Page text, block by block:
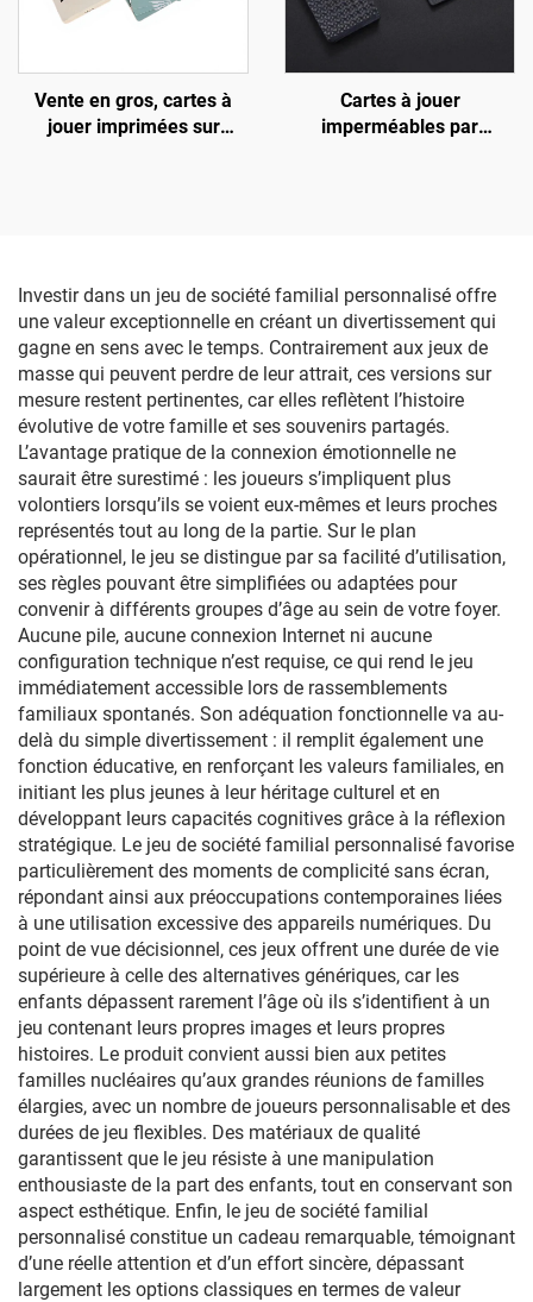
Vente en gros, cartes à
jouer imprimées sur
performances, étanches,
en papier ou en plastique
PVC pour adultes
Cartes à jouer
imperméables par
jouer de poker
Investir dans un jeu de société familial personnalisé offre
une valeur exceptionnelle en créant un divertissement qui
gagne en sens avec le temps. Contrairement aux jeux de
masse qui peuvent perdre de leur attrait, ces versions sur
mesure restent pertinentes, car elles reflètent l’histoire
évolutive de votre famille et ses souvenirs partagés.
L’avantage pratique de la connexion émotionnelle ne
saurait être surestimé : les joueurs s’impliquent plus
volontiers lorsqu’ils se voient eux-mêmes et leurs proches
représentés tout au long de la partie. Sur le plan
opérationnel, le jeu se distingue par sa facilité d’utilisation,
ses règles pouvant être simplifiées ou adaptées pour
convenir à différents groupes d’âge au sein de votre foyer.
Aucune pile, aucune connexion Internet ni aucune
configuration technique n’est requise, ce qui rend le jeu
immédiatement accessible lors de rassemblements
familiaux spontanés. Son adéquation fonctionnelle va au-
delà du simple divertissement : il remplit également une
fonction éducative, en renforçant les valeurs familiales, en
initiant les plus jeunes à leur héritage culturel et en
développant leurs capacités cognitives grâce à la réflexion
stratégique. Le jeu de société familial personnalisé favorise
particulièrement des moments de complicité sans écran,
répondant ainsi aux préoccupations contemporaines liées
à une utilisation excessive des appareils numériques. Du
point de vue décisionnel, ces jeux offrent une durée de vie
supérieure à celle des alternatives génériques, car les
enfants dépassent rarement l’âge où ils s’identifient à un
jeu contenant leurs propres images et leurs propres
histoires. Le produit convient aussi bien aux petites
familles nucléaires qu’aux grandes réunions de familles
élargies, avec un nombre de joueurs personnalisable et des
durées de jeu flexibles. Des matériaux de qualité
garantissent que le jeu résiste à une manipulation
enthousiaste de la part des enfants, tout en conservant son
aspect esthétique. Enfin, le jeu de société familial
personnalisé constitue un cadeau remarquable, témoignant
d’une réelle attention et d’un effort sincère, dépassant
largement les options classiques en termes de valeur